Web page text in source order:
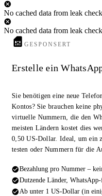
No cached data from leak check
No cached data from leak
GESPONSERT
Erstelle ein
Sie benötigen eine neue
Kontos? Sie brauchen keine
virtuelle Nummern, die den
meisten Ländern kostet dies
0,50 US-Dollar. Ideal, um ein
testen oder Nummern für die
Bezahlung pro Nummer –
Dutzende Länder,
Ab unter 1 US-Dollar (in